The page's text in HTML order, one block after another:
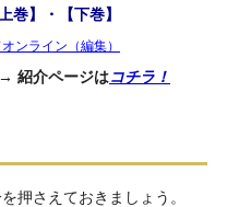
巻】・【下巻】
ンライン（編集）
紹介ページはコチラ！
押さえておきましょう。